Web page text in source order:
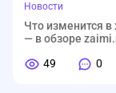
Новости
Что изменится в
— в обзоре
49
0